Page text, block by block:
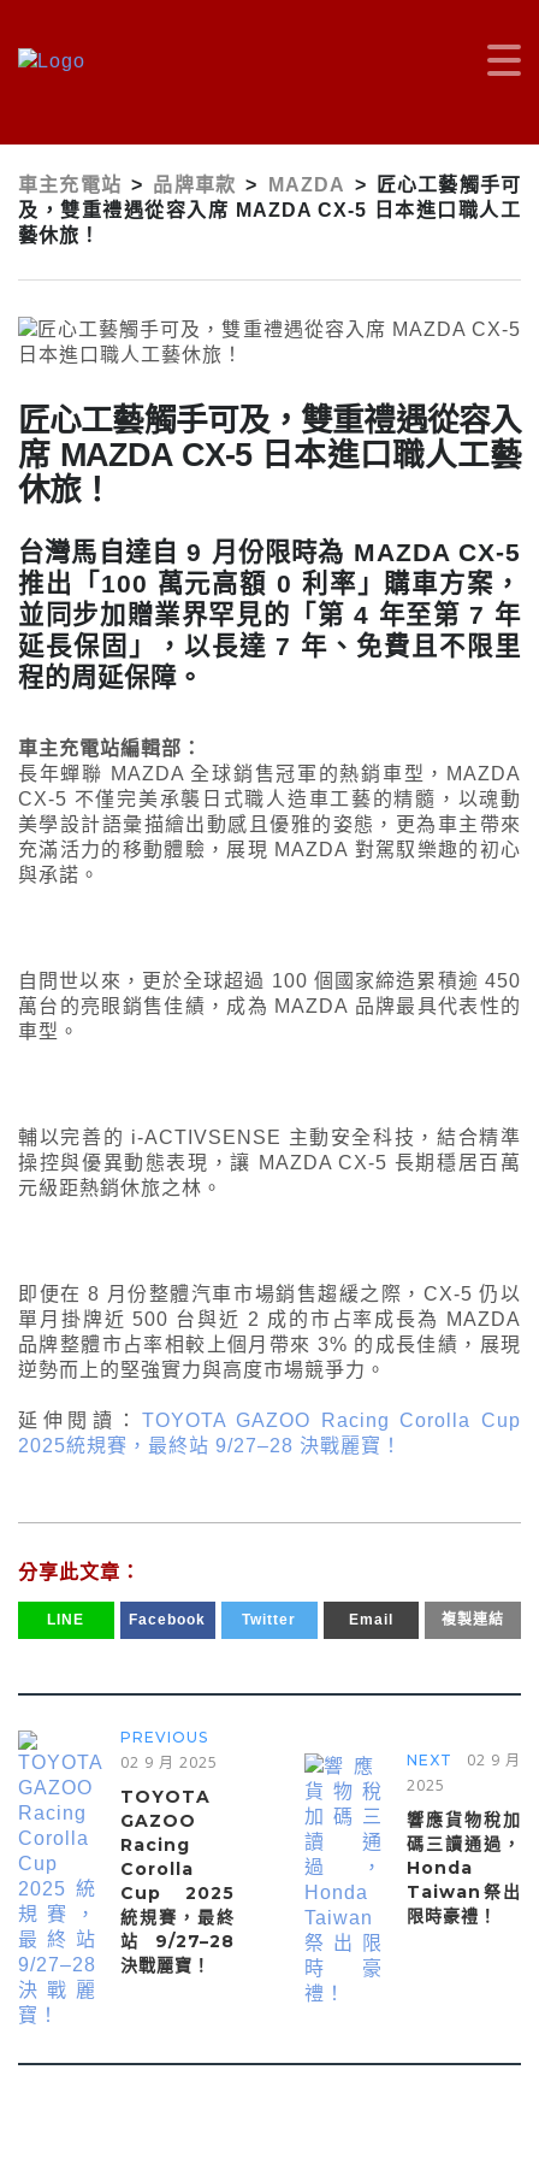
車主充電站 > 品牌車款 > MAZDA >
匠心工藝觸手可
及，雙重禮遇從容入席 MAZDA CX-5 日本進口職人工
藝休旅！
匠心工藝觸手可及，雙重禮遇從容入
席 MAZDA CX-5 日本進口職人工藝
休旅！
台灣馬自達自 9 月份限時為 MAZDA CX-5
推出「100 萬元高額 0 利率」購車方案，
並同步加贈業界罕見的「第 4 年至第 7 年
延長保固」，以長達 7 年、免費且不限里
程的周延保障。
車主充電站編輯部：
長年蟬聯 MAZDA 全球銷售冠軍的熱銷車型，MAZDA
CX-5 不僅完美承襲日式職人造車工藝的精髓，以魂動
美學設計語彙描繪出動感且優雅的姿態，更為車主帶來
充滿活力的移動體驗，展現 MAZDA 對駕馭樂趣的初心
與承諾。
自問世以來，更於全球超過 100 個國家締造累積逾 450
萬台的亮眼銷售佳績，成為 MAZDA 品牌最具代表性的
車型。
輔以完善的 i-ACTIVSENSE 主動安全科技，結合精準
操控與優異動態表現，讓 MAZDA CX-5 長期穩居百萬
元級距熱銷休旅之林。
即便在 8 月份整體汽車市場銷售趨緩之際，CX-5 仍以
單月掛牌近 500 台與近 2 成的市占率成長為 MAZDA
品牌整體市占率相較上個月帶來 3% 的成長佳績，展現
逆勢而上的堅強實力與高度市場競爭力。
延伸閱讀： TOYOTA GAZOO Racing Corolla Cup
2025統規賽，最終站 9/27–28 決戰麗寶！
分享此文章：
LINE Facebook Twitter Email 複製連結
PREVIOUS
02 9 月 2025
TOYOTA
GAZOO
Racing
Corolla
Cup 2025
統規賽，最終
站 9/27–28
決戰麗寶！
NEXT
02 9 月
2025
響應貨物稅加
碼三讀通過，
Honda
Taiwan祭出
限時豪禮！